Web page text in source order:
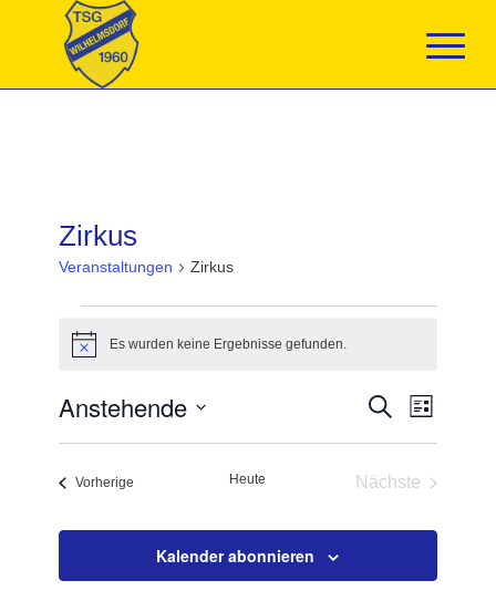
Zirkus
Veranstaltungen Zirkus
HinweisEs wurden keine Ergebnisse gefunden.
Suche
und
Navigation
Suche
Liste
Anstehende
Vorherige VeranstaltungenHeute
Nächste
Kalender abonnieren